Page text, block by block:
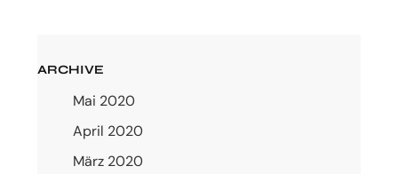
ARCHIVE
Mai 2020
April 2020
März 2020